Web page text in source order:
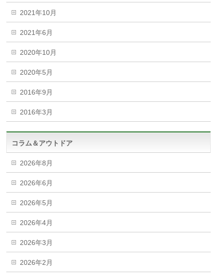
2021年10月
2021年6月
2020年10月
2020年5月
2016年9月
2016年3月
コラム＆アウトドア
2026年8月
2026年6月
2026年5月
2026年4月
2026年3月
2026年2月